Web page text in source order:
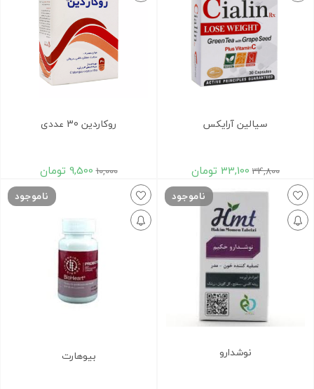
سیالین آرایکس
34,800
33,100 تومان
روکاردین 30 عددی
10,000
9,500 تومان
ناموجود
نوشدارو
ناموجود
بیوهارت